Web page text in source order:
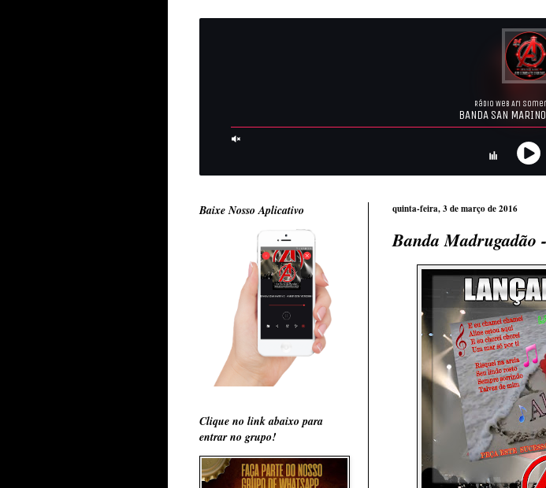
quinta-feira, 3 de março de 2016
Banda Madrugadão
Baixe Nosso Aplicativo
Clique no link abaixo para
entrar no grupo!